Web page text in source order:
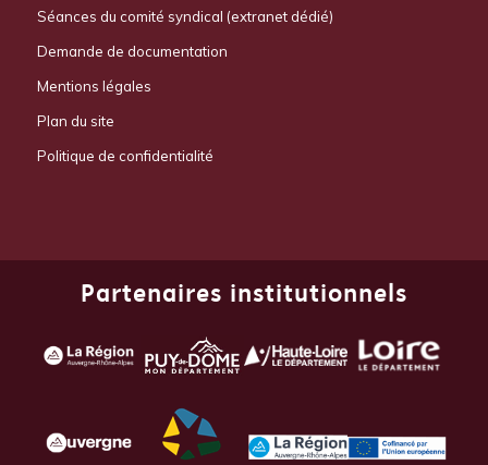
Séances du comité syndical (extranet dédié)
Demande de documentation
Mentions légales
Plan du site
Politique de confidentialité
Partenaires institutionnels